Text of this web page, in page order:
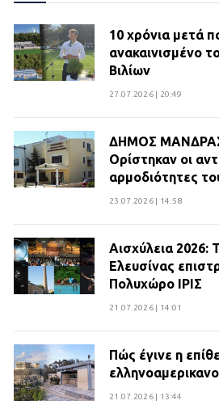
10 χρόνια μετά
ανακαινισμένο
Βιλίων
27.07.2026 | 20:49
ΔΗΜΟΣ ΜΑΝΔΡΑΣ
Ορίστηκαν οι
αρμοδιότητες
23.07.2026 | 14:58
Αισχύλεια 2026:
Ελευσίνας
Πολυχώρο ΙΡΙΣ
21.07.2026 | 14:01
Πώς έγινε η
21.07.2026 | 13:44